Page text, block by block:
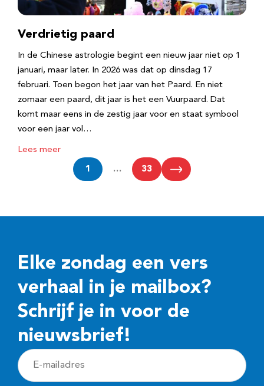
Verdrietig paard
In de Chinese astrologie begint een nieuw jaar niet op 1
januari, maar later. In 2026 was dat op dinsdag 17
februari. Toen begon het jaar van het Paard. En niet
zomaar een paard, dit jaar is het een Vuurpaard. Dat
komt maar eens in de zestig jaar voor en staat symbool
voor een jaar vol…
Lees meer
1 … 33
Elke zondag een vers
verhaal in je mailbox?
Schrijf je in voor de
nieuwsbrief!
E
-